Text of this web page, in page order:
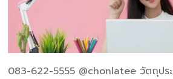
083-622-5555 @chonlatee วัตถุปร